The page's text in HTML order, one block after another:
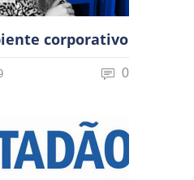
corporativo
0